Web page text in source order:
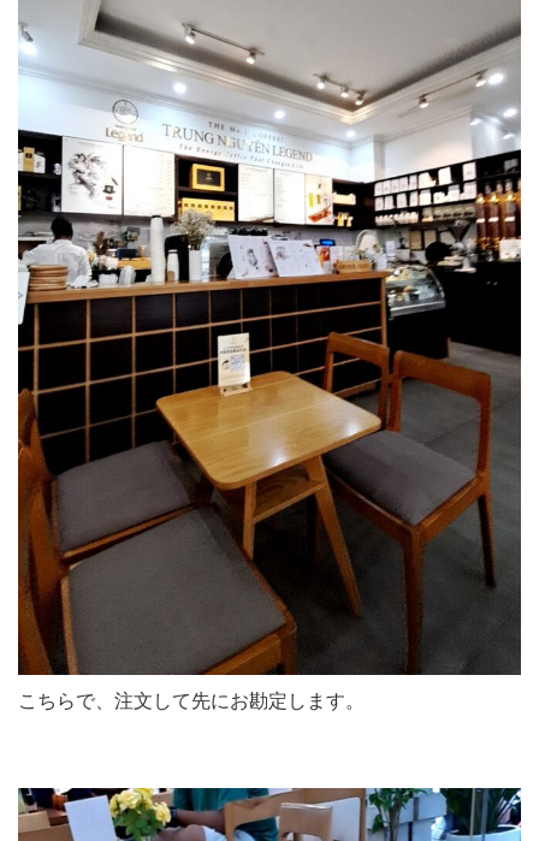
こちらで、注文して先にお勘定します。